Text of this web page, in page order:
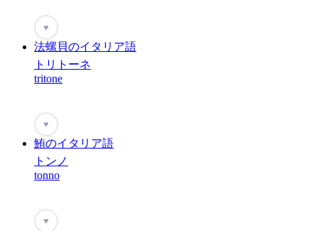
♥
法螺貝のイタリア語
トリトーネ
tritone
♥
鮪のイタリア語
トンノ
tonno
♥